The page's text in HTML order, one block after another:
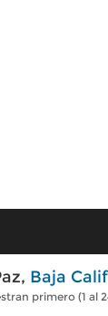
Baja
primero (1 al